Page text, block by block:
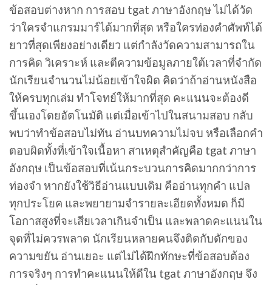
ข้อสอบต่างหาก การสอบ tgat ภาษาอังกฤษ ไม่ได้วัด
ว่าใครจำแกรมมาร์ได้มากที่สุด หรือใครท่องคำศัพท์ได้
ยาวที่สุดเพียงอย่างเดียว แต่กำลังวัดความสามารถใน
การคิด วิเคราะห์ และตีความข้อมูลภายใต้เวลาที่จำกัด
นักเรียนจำนวนไม่น้อยเข้าใจผิด คิดว่าถ้าอ่านหนังสือ
ให้ครบทุกเล่ม ทำโจทย์ให้มากที่สุด คะแนนจะต้องดี
ขึ้นเองโดยอัตโนมัติ แต่เมื่อเข้าไปในสนามสอบ กลับ
พบว่าทำข้อสอบไม่ทัน อ่านบทความไม่จบ หรือเลือกคำ
ตอบผิดทั้งที่เข้าใจเนื้อหา สาเหตุสำคัญคือ tgat ภาษา
อังกฤษ เป็นข้อสอบที่เน้นกระบวนการคิดมากกว่าการ
ท่องจำ หากยังใช้วิธีอ่านแบบเดิม คืออ่านทุกคำ แปล
ทุกประโยค และพยายามจำรายละเอียดทั้งหมด ก็มี
โอกาสสูงที่จะเสียเวลาเกินจำเป็น และพลาดคะแนนใน
จุดที่ไม่ควรพลาด นักเรียนหลายคนจึงติดกับดักของ
ความขยัน อ่านเยอะ แต่ไม่ได้ฝึกทักษะที่ข้อสอบต้อง
การจริงๆ การทำคะแนนให้ดีใน tgat ภาษาอังกฤษ จึง